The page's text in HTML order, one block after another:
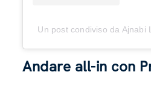
Un post condiviso da Ajnabi
Andare all-in con